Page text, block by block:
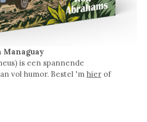
Managuay
is een spannende
vol humor. Bestel 'm hierof